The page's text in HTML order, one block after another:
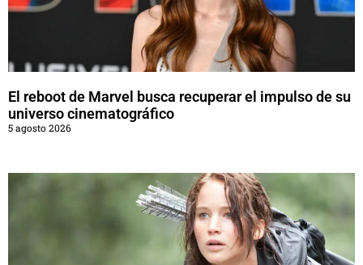
El reboot de Marvel busca recuperar el impulso de su
universo cinematográfico
5 agosto 2026